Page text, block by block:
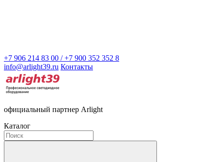
+7 906 214 83 00 / +7 900 352 352 8
info@arlight39.ru Контакты
официальный партнер Arlight
Каталог